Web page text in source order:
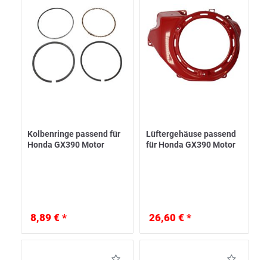
Kolbenringe passend für
Honda GX390 Motor
8,89 € *
Lüftergehäuse passend
für Honda GX390 Motor
26,60 € *